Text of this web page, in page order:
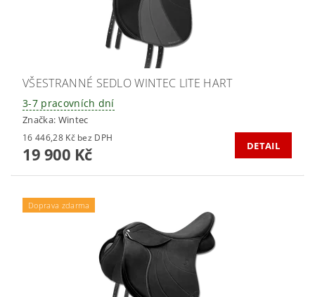
VŠESTRANNÉ SEDLO WINTEC LITE HART
3-7 pracovních dní
Značka: Wintec
16 446,28 Kč bez DPH
19 900 Kč DETAIL
Doprava zdarma